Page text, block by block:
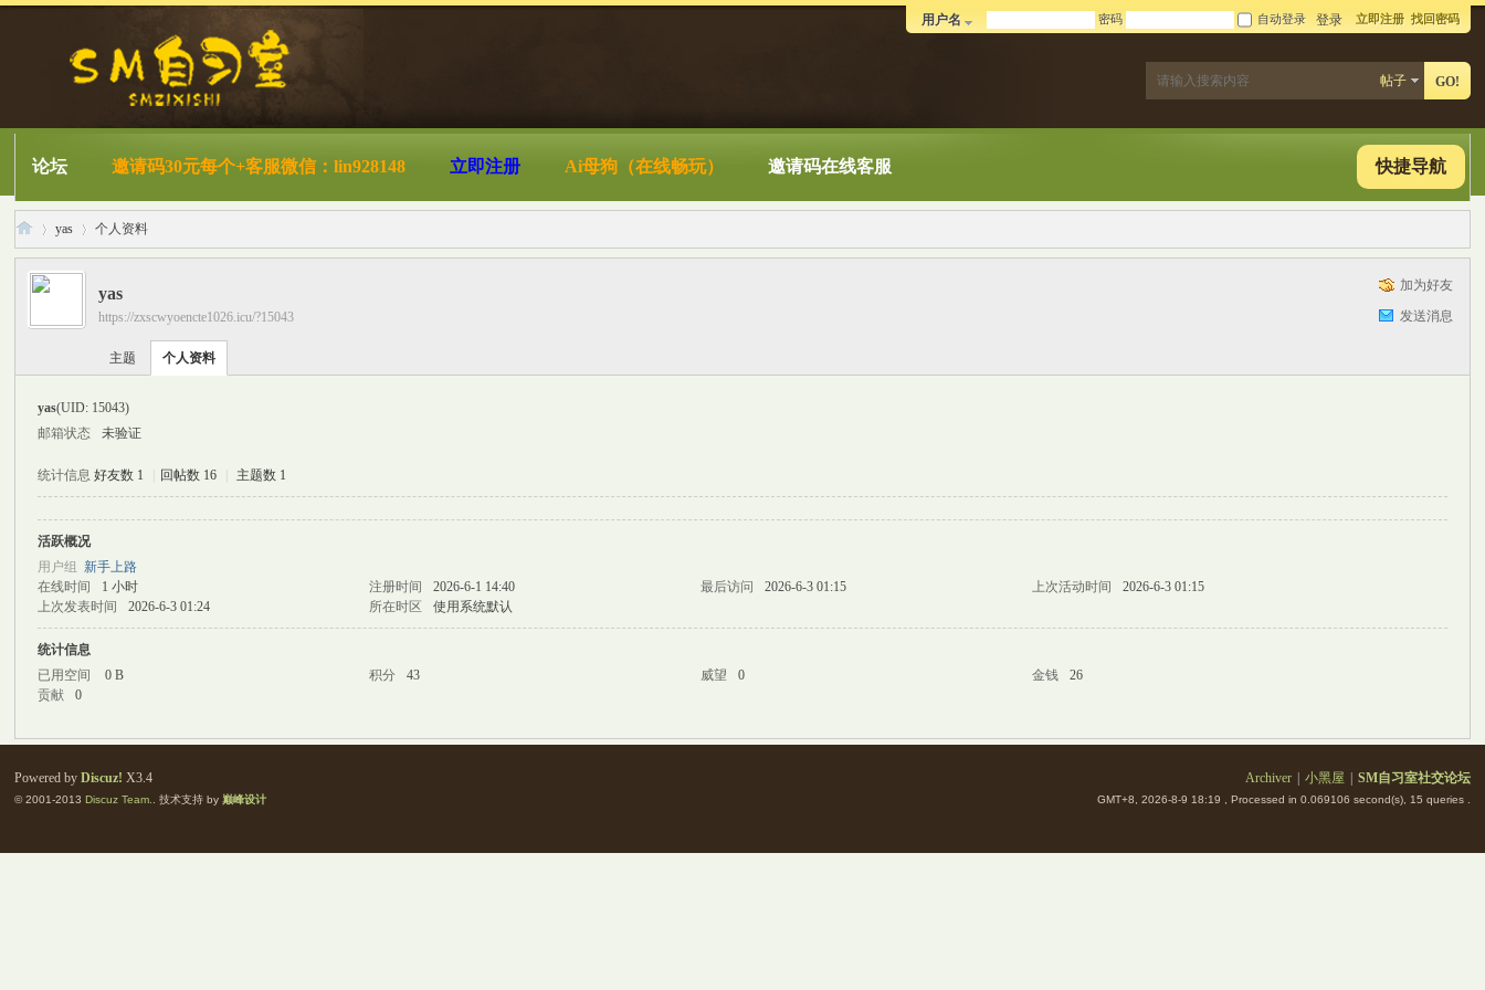
用户名 密码 自动登录 登录 立即注册 找回密码
帖子 GO!
快捷导航
论坛 邀请码30元每个+客服微信：lin928148 立即注册 Ai母狗（在线畅玩） 邀请码在线客服
›
yas
›
个人资料
加为好友
发送消息
yas
https://zxscwyoencte1026.icu/?15043
主题 个人资料
yas(UID: 15043)
邮箱状态
未验证
统计信息 好友数 1 回帖数 16 主题数 1
活跃概况
用户组 新手上路
在线时间
1 小时 注册时间 2026-6-1 14:40 最后访问 2026-6-3 01:15 上次活动时间
2026-6-3 01:15
上次发表时间
2026-6-3 01:24 所在时区 使用系统默认
统计信息
已用空间
0 B 积分 43 威望 0 金钱
26
贡献
0
Archiver 小黑屋 SM自习室社交论坛
GMT+8, 2026-8-9 18:19 , Processed in 0.069106 second(s), 15 queries .
Powered byDiscuz! X3.4
© 2001-2013Discuz Team. . 技术支持 by巅峰设计